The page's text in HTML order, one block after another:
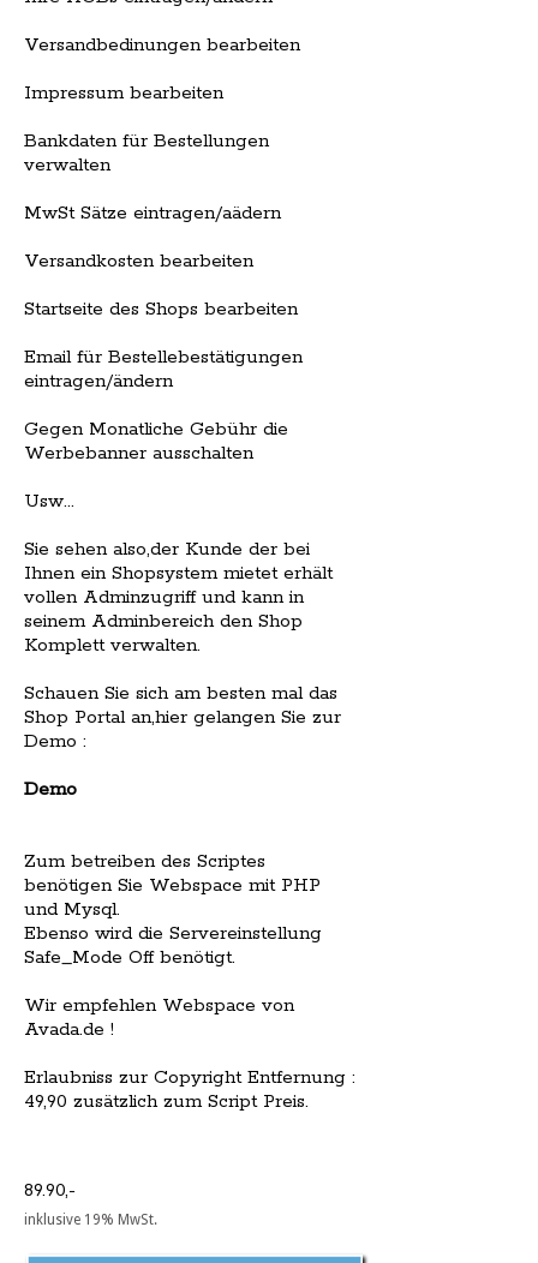
Versandbedinungen bearbeiten
Impressum bearbeiten
Bankdaten für Bestellungen
verwalten
MwSt Sätze eintragen/aädern
Versandkosten bearbeiten
Startseite des Shops bearbeiten
Email für Bestellebestätigungen
eintragen/ändern
Gegen Monatliche Gebühr die
Werbebanner ausschalten
Usw...
Sie sehen also,der Kunde der bei
Ihnen ein Shopsystem mietet erhält
vollen Adminzugriff und kann in
seinem Adminbereich den Shop
Komplett verwalten.
Schauen Sie sich am besten mal das
Shop Portal an,hier gelangen Sie zur
Demo :
Demo
Zum betreiben des Scriptes
benötigen Sie Webspace mit PHP
und Mysql.
Ebenso wird die Servereinstellung
Safe_Mode Off benötigt.
Wir empfehlen Webspace von
Avada.de !
Erlaubniss zur Copyright Entfernung :
49,90 zusätzlich zum Script Preis.
89.90,-
inklusive 19% MwSt.